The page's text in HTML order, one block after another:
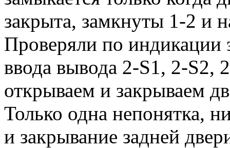
закрыта, замкнуты 1-2 и
Проверяли по
ввода вывода 2-S1, 2-S2,
открываем и закрываем
Только одна непонятка,
и закрывание задней